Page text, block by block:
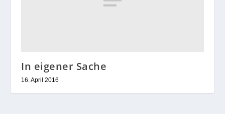
In eigener Sache
16. April 2016